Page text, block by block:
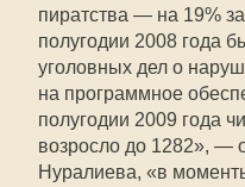
пиратства — на 19%
полугодии 2008 года
уголовных дел о
на программное
полугодии 2009 года
возросло до 1282», —
Нуралиева, «в